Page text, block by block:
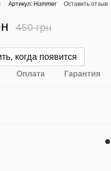
Артикул: Hummer Оставить отзыв
450 грн
В желания
когда появится
Оплата Гарантия